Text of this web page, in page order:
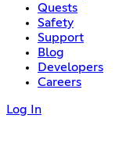
Quests
Safety
Support
Blog
Developers
Careers
Log In